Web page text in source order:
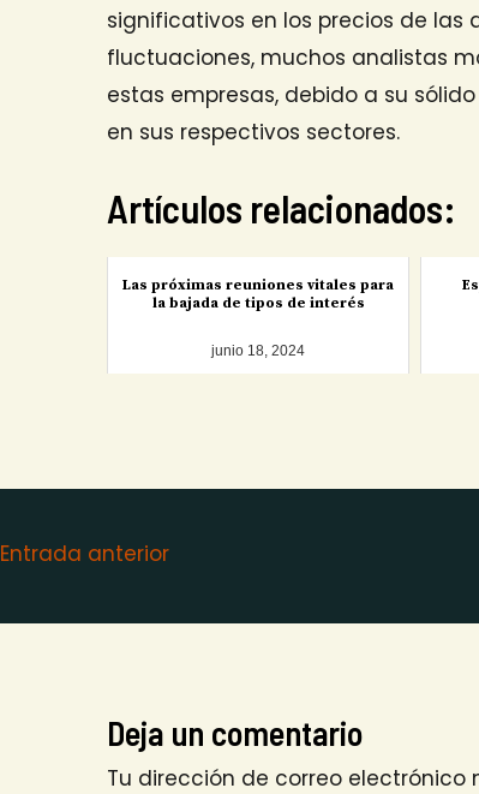
significativos en los precios de las
fluctuaciones, muchos analistas
estas empresas, debido a su
en sus respectivos sectores.
Artículos relacionados:
Las próximas reuniones vitales para
la bajada de tipos de interés
junio 18, 2024
Entrada anterior
Deja un comentario
Tu dirección de correo electrónico